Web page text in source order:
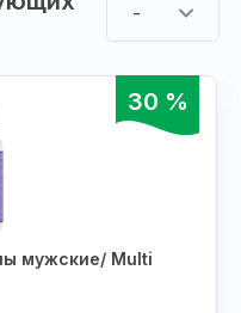
-
30 %
мужские/ Multi